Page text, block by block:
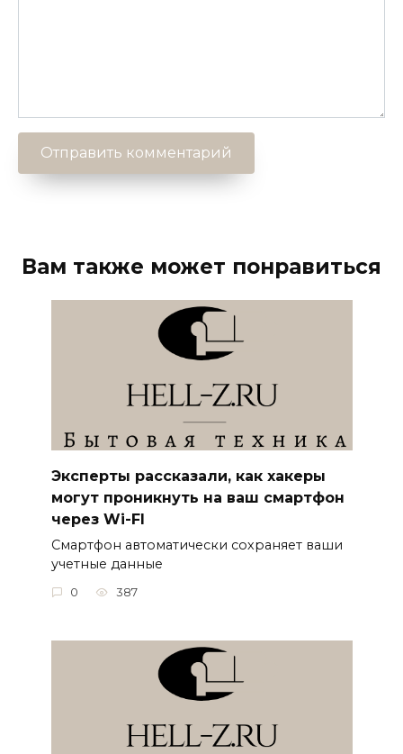
Вам также может понравиться
Эксперты рассказали, как хакеры
могут проникнуть на ваш смартфон
через Wi-FI
Смартфон автоматически сохраняет ваши
учетные данные
0 387